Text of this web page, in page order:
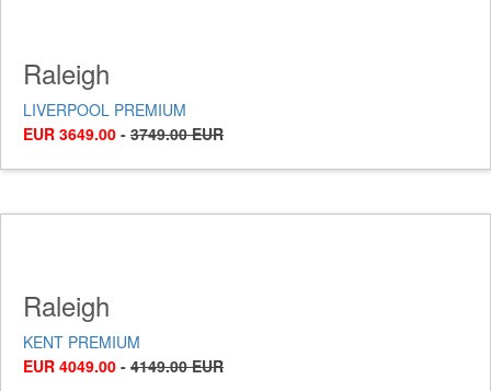
Raleigh
LIVERPOOL PREMIUM
EUR 3649.00 - 3749.00 EUR
Raleigh
KENT PREMIUM
EUR 4049.00 - 4149.00 EUR